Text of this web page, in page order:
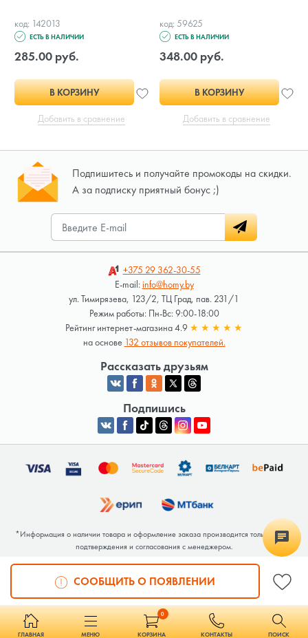
ГЛАВНАЯ МЕНЮ
0
КОРЗИНА КОНТАКТЫ ПОИСК
СООБЩИТЬ О ПОЯВЛЕНИИ
код: 142013
ЕСТЬ В НАЛИЧИИ
285.00 руб.
В КОРЗИНУ
Добавить в сравнение
код: 59625
ЕСТЬ В НАЛИЧИИ
348.00 руб.
В КОРЗИНУ
Добавить в сравнение
Подпишитесь и получайте промокоды на скидки.
А за подписку приятный бонус ;)
+375 29362-30-55
E-mail:info@homy.by
ул. Тимирязева, 123/2, ТЦ Град, пав. 231/1
Режим работы: Пн-Вс: 9:00-18:00
Рейтинг интернет-магазина 4.9 ★ ★ ★ ★ ★
на основе 132 отзывов покупателей.
Рассказать друзьям
Подпишись
*Информация о наличии товара и оформление заказа производится только после
подтверждения и согласования с менеджером.
Общество с ограниченной ответственностью «Люкрай» Юридический адрес:
220062, г. Минск, ул. Тимирязева, дом 123, корп. 2, оф. 367/2 Почтовый адрес:
220062, г. Минск, ул. Тимирязева, дом 123, корп. 2, оф. 367/2 УНП 691764371
Интернет-магазин зарегистрирован в Торговом реестре РБ под номером 768117 от
04.02.2026.